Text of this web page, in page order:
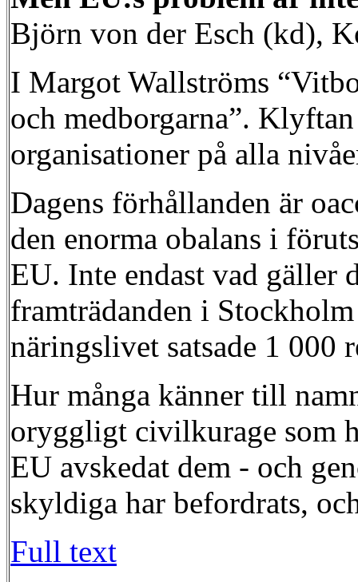
Björn von der Esch (kd),
I Margot Wallströms
och medborgarna”.
organisationer på alla
Dagens förhållanden är
den enorma obalans i
EU. Inte endast vad gäller
framträdanden i
näringslivet satsade 1 000
Hur många känner till
oryggligt civilkurage som
EU avskedat dem - och
skyldiga har befordrats,
Full text